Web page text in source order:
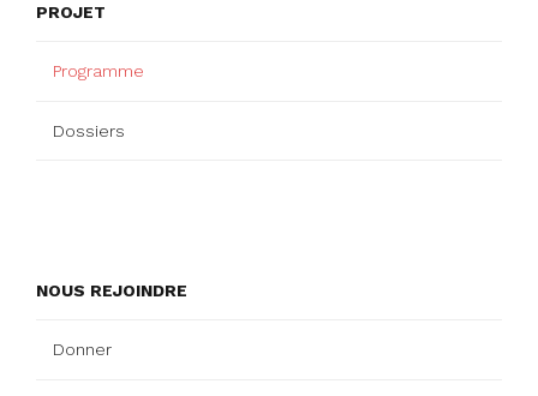
PROJET
Programme
Dossiers
NOUS REJOINDRE
Donner